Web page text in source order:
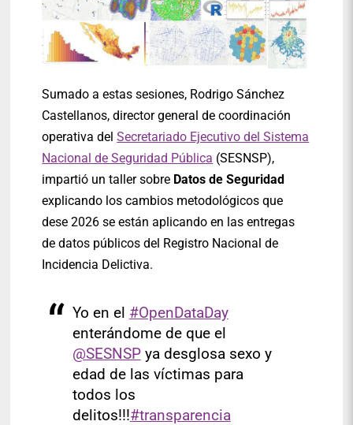
Sumado a estas sesiones, Rodrigo Sánchez
Castellanos, director general de coordinación
operativa delSecretariado Ejecutivo del Sistema
Nacional de Seguridad Pública (SESNSP),
impartió un taller sobre Datos de Seguridad
explicando los cambios metodológicos que
dese 2026 se están aplicando en las entregas
de datos públicos del Registro Nacional de
Incidencia Delictiva.
Yo en el #OpenDataDay
enterándome de que el
@SESNSPya desglosa sexo y
edad de las víctimas para
todos los
delitos!!!#transparencia